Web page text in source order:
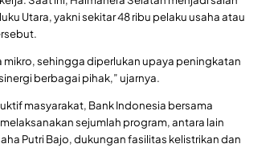
Utara, yakni sekitar 48 ribu pelaku usaha atau
mikro, sehingga diperlukan upaya peningkatan
berbagai pihak,” ujarnya.
masyarakat, Bank Indonesia bersama
sejumlah program, antara lain
Putri Bajo, dukungan fasilitas kelistrikan dan